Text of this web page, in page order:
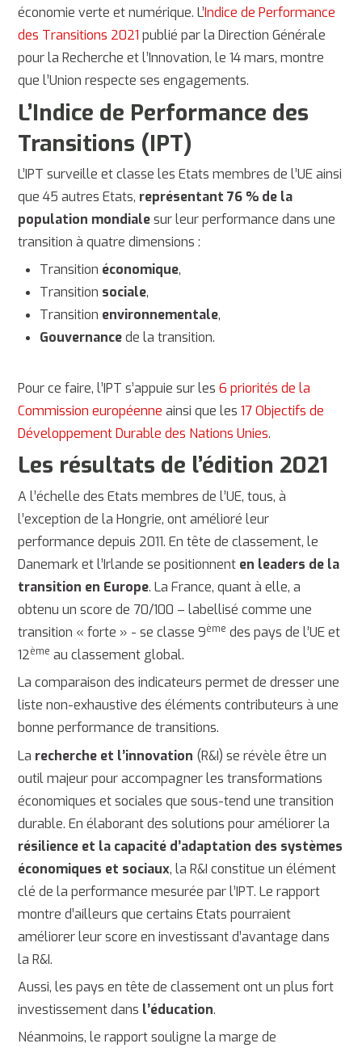
économie verte et numérique. L’Indice de Performance
des Transitions 2021 publié par la Direction Générale
pour la Recherche et l’Innovation, le 14 mars, montre
que l’Union respecte ses engagements.
L’Indice de Performance des
Transitions (IPT)
L’IPT surveille et classe les Etats membres de l’UE ainsi
que 45 autres Etats, représentant 76 % de la
population mondialesur leur performance dans une
transition à quatre dimensions :
Transition économique,
Transition sociale,
Transition environnementale,
Gouvernancede la transition.
Pour ce faire, l’IPT s’appuie sur les6 priorités de la
Commission européenne ainsi que les17 Objectifs de
Développement Durable des Nations Unies.
Les résultats de l’édition 2021
A l’échelle des Etats membres de l’UE, tous, à
l’exception de la Hongrie, ont amélioré leur
performance depuis 2011. En tête de classement, le
Danemark et l’Irlande se positionnent en leaders de la
transition en Europe. La France, quant à elle, a
obtenu un score de 70/100 – labellisé comme une
transition « forte » - se classe 9ème des pays de l’UE et
12ème au classement global.
La comparaison des indicateurs permet de dresser une
liste non-exhaustive des éléments contributeurs à une
bonne performance de transitions.
La recherche et l’innovation (R&I) se révèle être un
outil majeur pour accompagner les transformations
économiques et sociales que sous-tend une transition
durable. En élaborant des solutions pour améliorer la
résilience et la capacité d’adaptation des systèmes
économiques et sociaux, la R&I constitue un élément
clé de la performance mesurée par l’IPT. Le rapport
montre d’ailleurs que certains Etats pourraient
améliorer leur score en investissant d’avantage dans
la R&I.
Aussi, les pays en tête de classement ont un plus fort
investissement dans l’éducation.
Néanmoins, le rapport souligne la marge de